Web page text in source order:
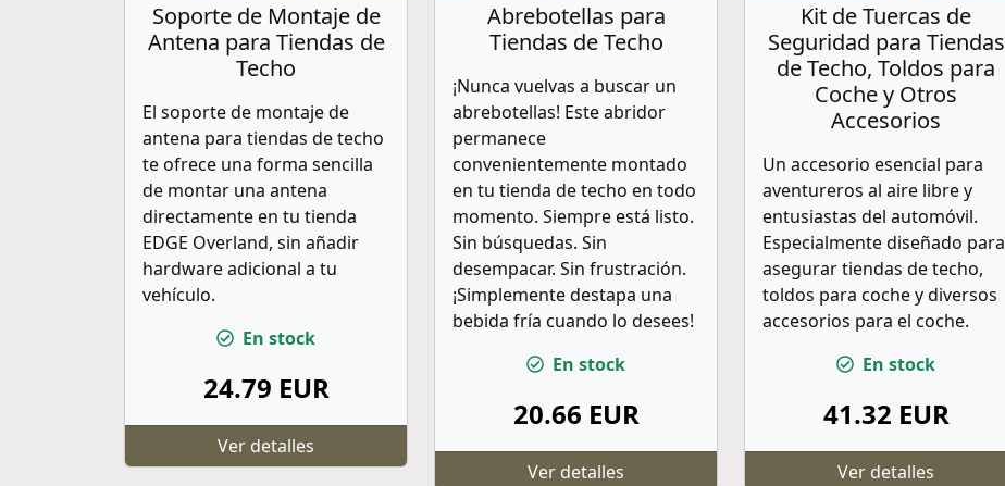
Soporte de Montaje de
Antena para Tiendas de
Techo
El soporte de montaje de
antena para tiendas de techo
te ofrece una forma sencilla
de montar una antena
directamente en tu tienda
EDGE Overland, sin añadir
hardware adicional a tu
vehículo.
En stock
24.79 EUR
Ver detalles
Abrebotellas para
Tiendas de Techo
¡Nunca vuelvas a buscar un
abrebotellas! Este abridor
permanece
convenientemente montado
en tu tienda de techo en todo
momento. Siempre está listo.
Sin búsquedas. Sin
desempacar. Sin frustración.
¡Simplemente destapa una
bebida fría cuando lo desees!
En stock
20.66 EUR
Ver detalles
Kit de Tuercas de
Seguridad para Tiendas
de Techo, Toldos para
Coche y Otros
Accesorios
Un accesorio esencial para
aventureros al aire libre y
entusiastas del automóvil.
Especialmente diseñado para
asegurar tiendas de techo,
toldos para coche y diversos
accesorios para el coche.
En stock
41.32 EUR
Ver detalles